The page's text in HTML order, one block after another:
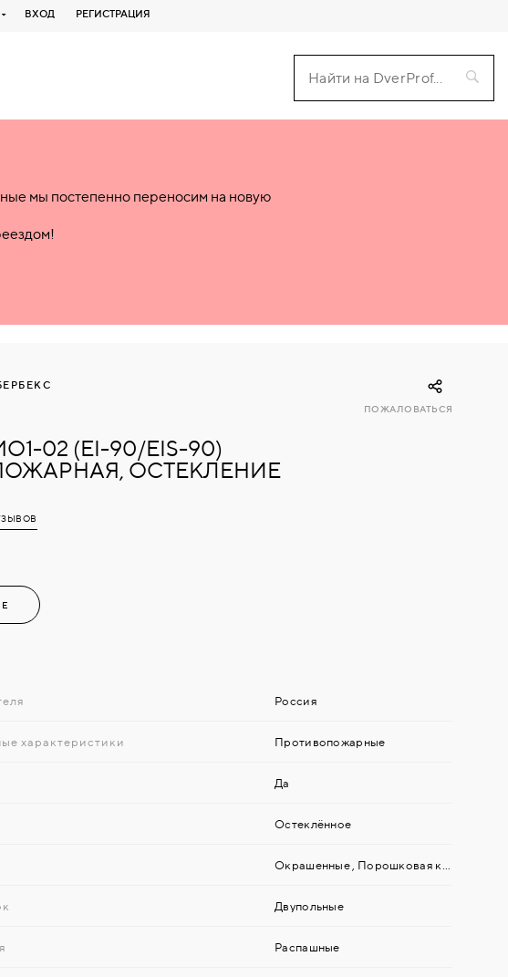
ВХОД РЕГИСТРАЦИЯ
мы постепенно переносим на новую
02 (EI-90/EIS-90)
ОСТЕКЛЕНИЕ
ПОЖАЛОВАТЬСЯ
Россия
характеристики Противопожарные
Да
Остеклённое
Окрашенные Порошковая краска
Двупольные
Распашные